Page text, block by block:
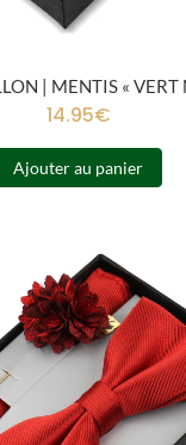
| MENTIS « VERT
14.95€
Ajouter au panier